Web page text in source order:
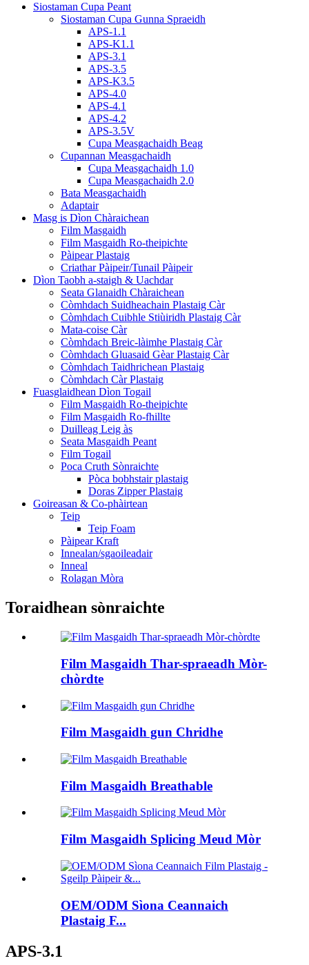
Siostaman Cupa Peant
Siostaman Cupa Gunna Spraeidh
APS-1.1
APS-K1.1
APS-3.1
APS-3.5
APS-K3.5
APS-4.0
APS-4.1
APS-4.2
APS-3.5V
Cupa Measgachaidh Beag
Cupannan Measgachaidh
Cupa Measgachaidh 1.0
Cupa Measgachaidh 2.0
Bata Measgachaidh
Adaptair
Masg is Dìon Chàraichean
Film Masgaidh
Film Masgaidh Ro-theipichte
Pàipear Plastaig
Criathar Pàipeir/Tunail Pàipeir
Dìon Taobh a-staigh & Uachdar
Seata Glanaidh Chàraichean
Còmhdach Suidheachain Plastaig Càr
Còmhdach Cuibhle Stiùiridh Plastaig Càr
Mata-coise Càr
Còmhdach Breic-làimhe Plastaig Càr
Còmhdach Gluasaid Gèar Plastaig Càr
Còmhdach Taidhrichean Plastaig
Còmhdach Càr Plastaig
Fuasglaidhean Dìon Togail
Film Masgaidh Ro-theipichte
Film Masgaidh Ro-fhillte
Duilleag Leig às
Seata Masgaidh Peant
Film Togail
Poca Cruth Sònraichte
Pòca bobhstair plastaig
Doras Zipper Plastaig
Goireasan & Co-phàirtean
Teip
Teip Foam
Pàipear Kraft
Innealan/sgaoileadair
Inneal
Rolagan Mòra
Toraidhean sònraichte
Film Masgaidh Thar-spraeadh Mòr-
chòrdte
Film Masgaidh gun Chridhe
Film Masgaidh Breathable
Film Masgaidh Splicing Meud Mòr
OEM/ODM Sìona Ceannaich
Plastaig F...
APS-3.1